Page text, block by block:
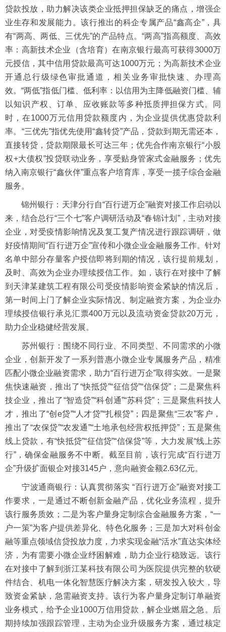
贷款投放，助力解决该类企业抵押担保缺乏的痛点，增强企
业生存和发展能力。该行推出的科企专属产品“鑫高企”，具
有“两高、两低、三优先”的产品特点。“两高”指高额度、高效
率：高新技术企业（含培育）在南京银行最高可获得3000万
元授信，其中信用贷款最高可达1000万元；为高新技术企业
开通总行级绿色审批通道，相关业务审批快速、办理高
效。“两低”指低门槛、低利率：以信用为主降低融资门槛、辅
以知识产权、订单、应收账款等多种抵质押担保方式。同
时，在1000万元信用贷款额度内，为企业提供优惠贷款利
率。“三优先”指优先使用“鑫转贷”产品，贷款到期无需还本，
直接转贷，贷款期限最长可达三年；优先合作南京银行“小股
权+大债权”投贷联动业务，享受贴身管家式金融服务；优先
纳入南京银行“鑫伙伴”重点客户培育库，享受一揽子综合金融
服务。
锦州银行：天津分行自“百行进万企”融资对接工作启动以
来，结合总行“三个七”客户调研活动及“春锦计划”，主动对接
企业，对受疫情影响情况及复工复产情况进行跟踪调研，做
好疫情期间“百行进万企”宣传和小微企业金融服务工作。针对
名单中部分存量客户授信即将到期的情况，该行提前规划，
及时、高效为企业办理续授信工作。如，该行在对接中了解
到天津某建筑工程有限公司受疫情影响资金紧缺的情况后，
第一时间上门了解企业实际情况、制定融资方案，为企业办
理续授信银行承兑汇票400万元以及流动资金贷款20万元，
助力企业稳健经营发展。
苏州银行：围绕不同行业、不同类型、不同需求的小微
企业，创新开发了一系列普惠小微企业专属服务产品，精准
匹配小微企业融资需求，助力“百行进万企”取得实效。一是聚
焦快速融资，推出了“快抵贷”“征信贷”“信保贷”；二是聚焦科
技企业，推出了“智造贷”“科创通”“苏科贷”；三是聚焦科技人
才，推出了“创e贷”“人才贷”“扎根贷”；四是聚焦“三农”客户，
推出了“农保贷”“农发通”“土地承包经营权抵押贷”；五是聚焦
线上贷款，有“快抵贷”“征信贷”“信保贷”等，大力发展“线上苏
行”，确保金融服务不中断。截至目前，该行完成“百行进万
企”升级扩面银企对接3145户，意向融资金额2.63亿元。
宁波通商银行：认真贯彻落实 “百行进万企”融资对接工
作要求，一是通过不断创新金融产品，优化业务流程，提升
该行服务质效；二是为客户量身定制综合金融服务方案，“一
户一策”为客户提供差异化、特色化服务；三是加大对科创金
融等重点领域信贷投放力度，力求实现金融“活水”直达实体经
济，为有需要小微企业纾困解难，助力企业行稳致远。该行
在对接中了解到浙江某科技有限公司为医院提供完整的软硬
件结合、机电一体化智慧医疗解决方案，研发投入较大，导
致资金紧缺，急需融资支持。该行为客户量身定制订单融资
业务模式，给予企业1000万信用贷款，解企业燃眉之急。后
期持续加强跟踪管理，主动为企业升级服务方案，通过核定